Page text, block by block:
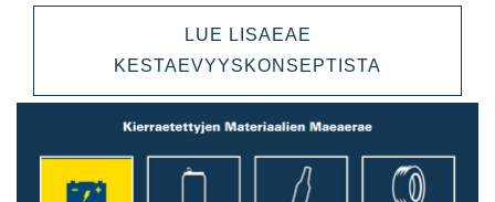
LUE LISAEAE
KESTAEVYYSKONSEPTISTA